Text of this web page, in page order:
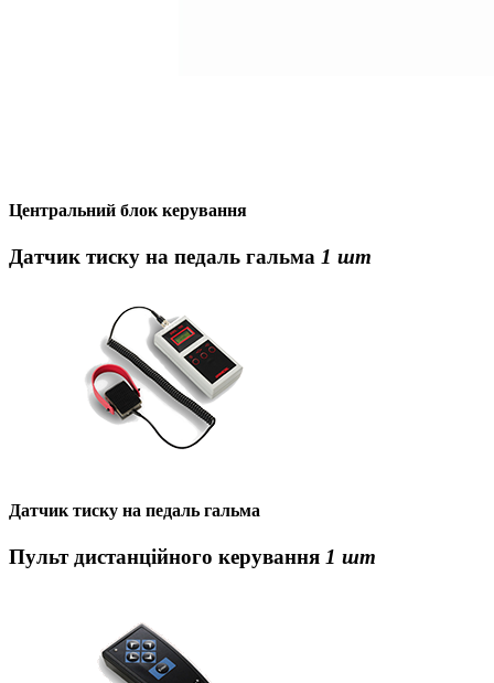
Центральний блок керування
Датчик тиску на педаль гальма 1 шт
Датчик тиску на педаль гальма
Пульт дистанційного керування 1 шт